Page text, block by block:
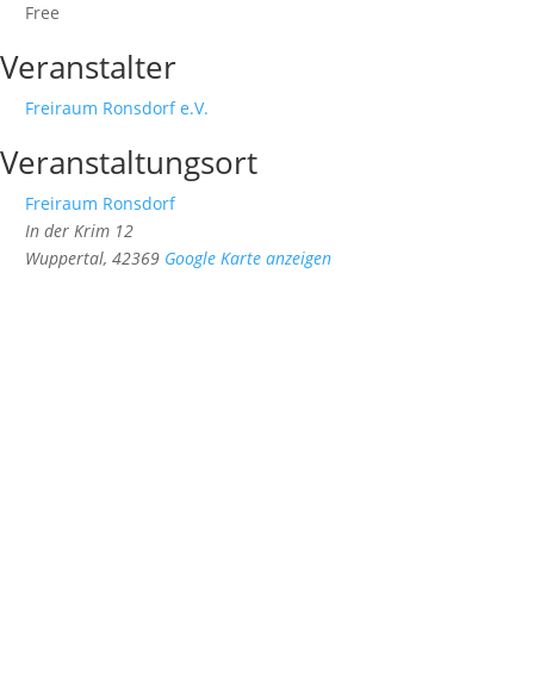
Free
Veranstalter
Freiraum Ronsdorf e.V.
Veranstaltungsort
Freiraum Ronsdorf
In der Krim 12
Wuppertal, 42369 Google Karte anzeigen